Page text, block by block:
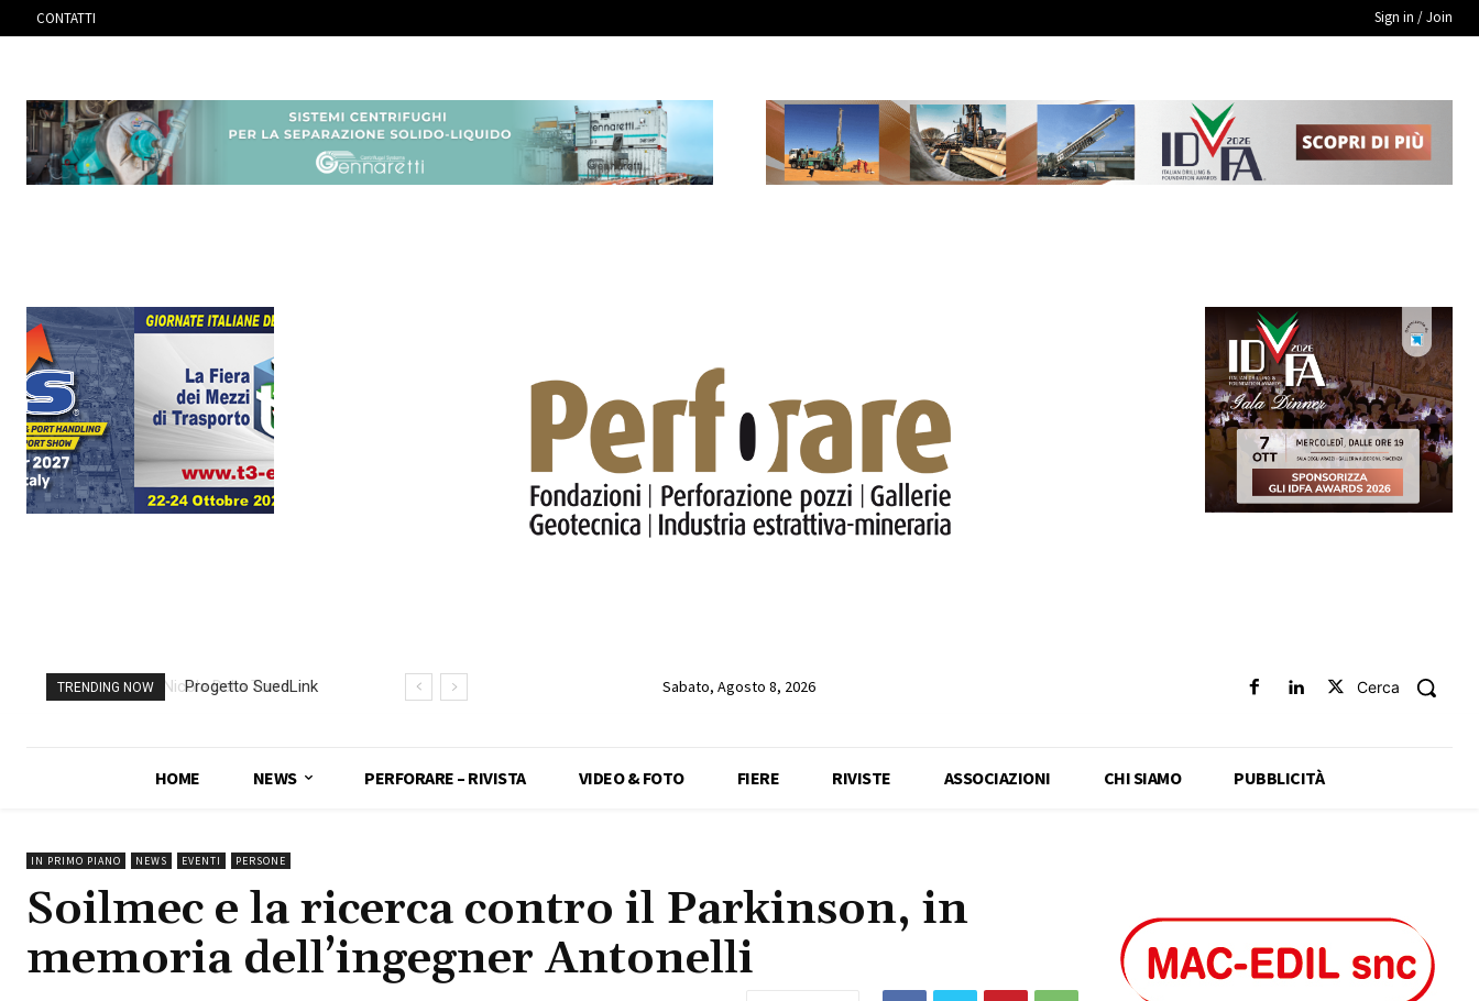
CONTATTI Sign in / Join
TRENDING NOW
Progetto SuedLink
con TBM del
Sabato, Agosto 8, 2026 Cerca
HOME NEWS PERFORARE – RIVISTA VIDEO & FOTO FIERE RIVISTE ASSOCIAZIONI CHI SIAMO PUBBLICITÀ
IN PRIMO PIANO NEWS EVENTI PERSONE
Soilmec e la ricerca contro il Parkinson, in
memoria dell’ingegner Antonelli